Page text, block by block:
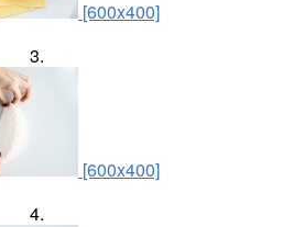
[600x400]
3.
[600x400]
4.